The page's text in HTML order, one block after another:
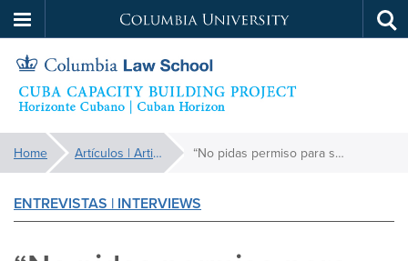
to
main
content
Columbia
University
Cuba
Capacity
Building
You
are
here:
Home Artículos | Articles “No pidas permiso para soñar”
ENTREVISTAS | INTERVIEWS